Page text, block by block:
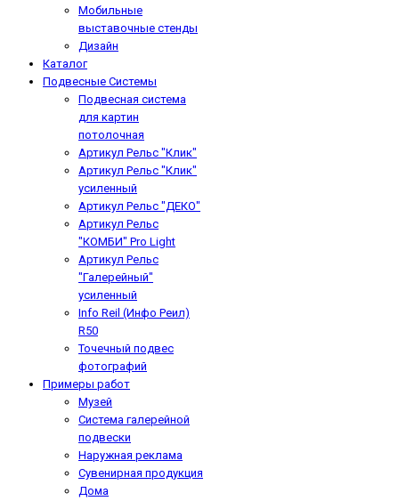
Мобильные
выставочные стенды
Дизайн
Каталог
Подвесные Системы
Подвесная система
для картин
потолочная
Артикул Рельс "Клик"
Артикул Рельс "Клик"
усиленный
Артикул Рельс "ДЕКО"
Артикул Рельс
"КОМБИ" Pro Light
Артикул Рельс
"Галерейный"
усиленный
Info Reil (Инфо Реил)
R50
Точечный подвес
фотографий
Примеры работ
Музей
Система галерейной
подвески
Наружная реклама
Сувенирная продукция
Дома